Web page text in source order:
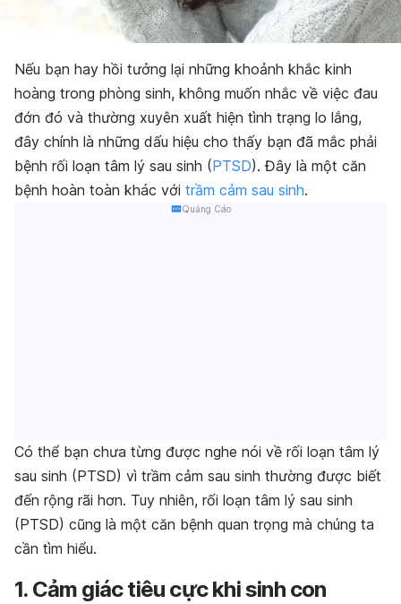
Nếu bạn hay hồi tưởng lại những khoảnh khắc kinh
hoàng trong phòng sinh, không muốn nhắc về việc đau
đớn đó và thường xuyên xuất hiện tình trạng lo lắng,
đây chính là những dấu hiệu cho thấy bạn đã mắc phải
bệnh rối loạn tâm lý sau sinh (PTSD). Đây là một căn
bệnh hoàn toàn khác với trầm cảm sau sinh.
Quảng Cáo
Có thể bạn chưa từng được nghe nói về rối loạn tâm lý
sau sinh (PTSD) vì trầm cảm sau sinh thường được biết
đến rộng rãi hơn. Tuy nhiên, rối loạn tâm lý sau sinh
(PTSD) cũng là một căn bệnh quan trọng mà chúng ta
cần tìm hiểu.
1. Cảm giác tiêu cực khi sinh con